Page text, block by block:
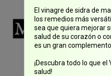
Equipo
Leemás
autor.
El vinagre de sidra de
los remedios más
sea que quiera mejorar
salud de su corazón o
es un gran
¡Descubra todo lo que
salud!